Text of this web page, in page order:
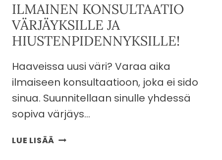
ILMAINEN KONSULTAATIO
VÄRJÄYKSILLE JA
HIUSTENPIDENNYKSILLE!
Haaveissa uusi väri? Varaa aika
ilmaiseen konsultaatioon, joka ei sido
sinua. Suunnitellaan sinulle yhdessä
sopiva värjäys…
LUE LISÄÄ ILMAINEN